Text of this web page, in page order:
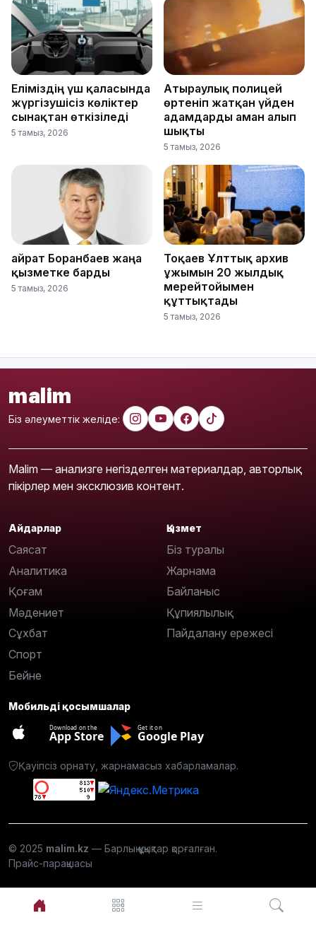
Еліміздің үш қаласында
жүргізушісіз көліктер
сынақтан өткізіледі
5 тамыз, 2026
Атыраулық полицей
өртеніп жатқан үйден
адамдарды аман алып
шықты
5 тамыз, 2026
Қайрат Боранбаев жаңа
қызметке барды
5 тамыз, 2026
Тоқаев Ұлттық архив
ұжымын 20 жылдық
мерейтойымен
құттықтады
5 тамыз, 2026
malim
Біз әлеуметтік желіде:
Malim — анализге негізделген материалдар, авторлық
пікірлер мен эксклюзив контент.
Айдарлар
Саясат
Аналитика
Қоғам
Мәдениет
Сұхбат
Спорт
Бейне
Қызмет
Біз туралы
Жарнама
Байланыс
Құпиялылық
Пайдалану ережесі
Мобильді қосымшалар
Download on the
App Store
Get it on
Google Play
Қауіпсіз орнату, жарнамасыз хабарламалар.
© 2025 malim.kz — Барлық құқықтар қорғалған.
Прайс-парақшасы